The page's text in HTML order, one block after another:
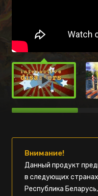
Внимание!
Данный продукт
в следующих
Республика